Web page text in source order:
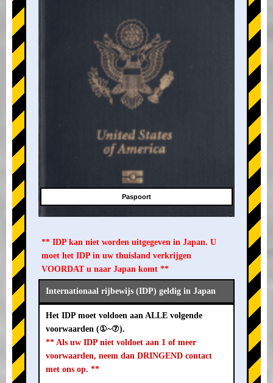
Paspoort
** IDP kan niet worden uitgegeven in Japan. U
moet het IDP in uw thuisland verkrijgen
VOORDAT u naar Japan komt **
Internationaal rijbewijs (IDP) geldig in Japan
Het IDP moet voldoen aan ALLE volgende
voorwaarden (①~⑦).
** Als uw IDP niet voldoet aan 1 of meer
voorwaarden, neem dan DRINGEND contact
met ons op. **